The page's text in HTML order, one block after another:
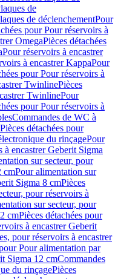
de
de déclenchementPour
pour Pour réservoirs à
OmegaPièces détachées
Pour réservoirs à encastrer
à encastrer KappaPour
pour Pour réservoirs à
TwinlinePièces
TwinlinePour
pour Pour réservoirs à
Commandes de WC à
Pièces détachées pour
du rinçagePour
à encastrer Geberit Sigma
sur secteur, pour
cmPour alimentation sur
Sigma 8 cmPièces
pour réservoirs à
sur secteur, pour
cmPièces détachées pour
à encastrer Geberit
pour réservoirs à encastrer
Pour alimentation par
Sigma 12 cmCommandes
du rinçagePièces